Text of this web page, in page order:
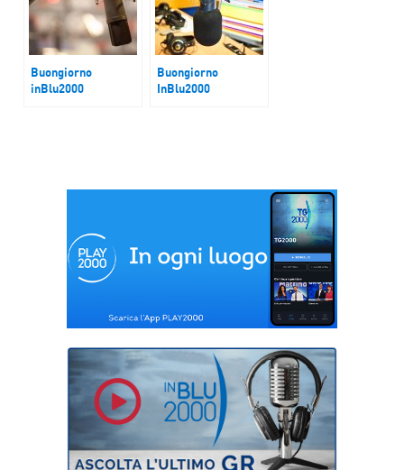
Buongiorno
inBlu2000
Buongiorno
InBlu2000